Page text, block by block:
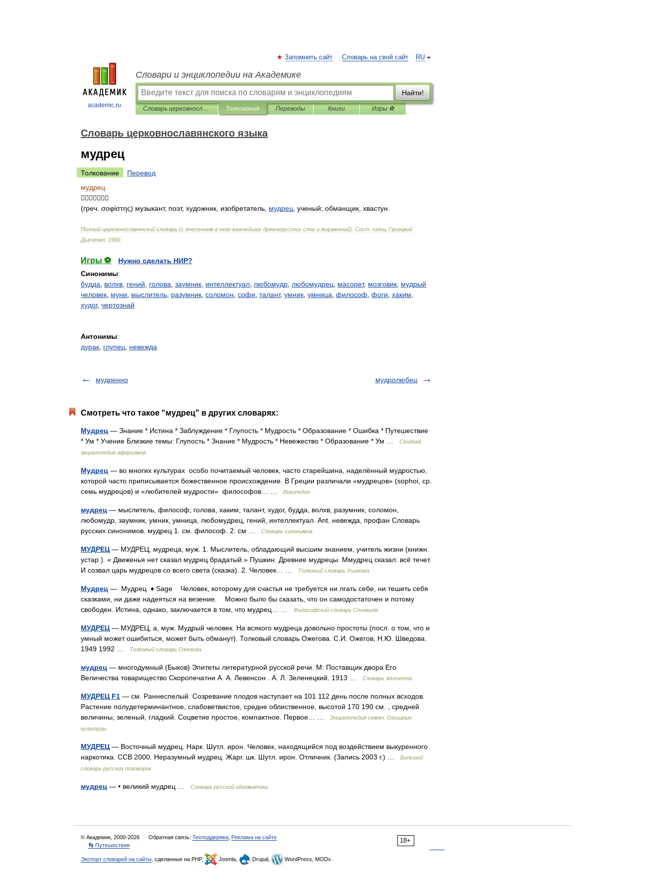
academic.ru
RU
Запомнить сайт Словарь на свой сайт
Словари и энциклопедии на Академике
Найти!
Словарь церковнославянского языка Толкования Переводы Книги Игры ⚽
Словарь церковнославянского языка
мудрец
Толкование
Перевод
мудрец

(греч σοφίστης) музыкант, поэт, художник изобретатель мудрец ученый; обманщик хвастун
Полный церковнославянский словарь (с внесением в него важнейших древнерусских слов и выражений) Сост свящ Григорий
Дьяченко 1900
Игры ⚽
Нужно сделать НИР?
Синонимы:
будда
волхв гений голова заумник интеллектуал любомудр любомудрец масорет, мозговик мудрый
человек муни мыслитель разумник соломон софи талант, умник умница философ фоги хаким
худог, чертознай
Антонимы:
дурак глупец невежда
мудренно мудролюбец
Смотреть что такое "мудрец" в других словарях:
Мудрец — Знание * Истина * Заблуждение * Глупость * Мудрость * Образование * Ошибка * Путешествие
* Ум * Учение Близкие темы: Глупость * Знание * Мудрость * Невежество * Образование * Ум …
Сводная
энциклопедия афоризмов
Мудрец — во многих культурах особо почитаемый человек, часто старейшина, наделённый мудростью,
которой часто приписывается божественное происхождение. В Греции различали «мудрецов» (sophoi, ср.
семь мудрецов) и «любителей мудрости» философов… …
Википедия
мудрец — мыслитель, философ; голова, хаким, талант, худог, будда, волхв, разумник, соломон,
любомудр, заумник, умник, умница, любомудрец, гений, интеллектуал. Ant. невежда, профан Словарь
русских синонимов. мудрец 1. см. философ. 2. см …
Словарь синонимов
МУДРЕЦ — МУДРЕЦ, мудреца, муж. 1. Мыслитель, обладающий высшим знанием, учитель жизни (книжн.
устар.). « Движенья нет сказал мудрец брадатый.» Пушкин. Древние мудрецы. Ммудрец сказал: всё течет.
И созвал царь мудрецов со всего света (сказка). 2. Человек… …
Толковый словарь Ушакова
Мудрец — Мудрец ♦ Sage Человек, которому для счастья не требуется ни лгать себе, ни тешить себя
сказками, ни даже надеяться на везение. Можно было бы сказать, что он самодостаточен и потому
свободен. Истина, однако, заключается в том, что мудрец… …
Философский словарь Спонвиля
МУДРЕЦ — МУДРЕЦ, а, муж. Мудрый человек. На всякого мудреца довольно простоты (посл. о том, что и
умный может ошибиться, может быть обманут). Толковый словарь Ожегова. С.И. Ожегов, Н.Ю. Шведова.
1949 1992 …
Толковый словарь Ожегова
мудрец — многодумный (Быков) Эпитеты литературной русской речи. М: Поставщик двора Его
Величества товарищество Скоропечатни А. А. Левенсон . А. Л. Зеленецкий. 1913 …
Словарь эпитетов
МУДРЕЦ F1 — см. Раннеспелый. Созревание плодов наступает на 101 112 день после полных всходов.
Растение полудетерминантное, слабоветвистое, средне облиственное, высотой 170 190 см. , средней
величины, зеленый, гладкий. Соцветие простое, компактное. Первое… …
Энциклопедия семян. Овощные
культуры
МУДРЕЦ — Восточный мудрец. Нарк. Шутл. ирон. Человек, находящийся под воздействием выкуренного
наркотика. ССВ 2000. Неразумный мудрец. Жарг. шк. Шутл. ирон. Отличник. (Запись 2003 г.) …
Большой
словарь русских поговорок
мудрец — • великий мудрец … Словарь русской идиоматики
18+
© Академик, 2000-2026 Обратная связь: Техподдержка Реклама на сайте
👣 Путешествия
Экспорт словарей на сайты , сделанные на PHP, Joomla, Drupal, WordPress, MODx.